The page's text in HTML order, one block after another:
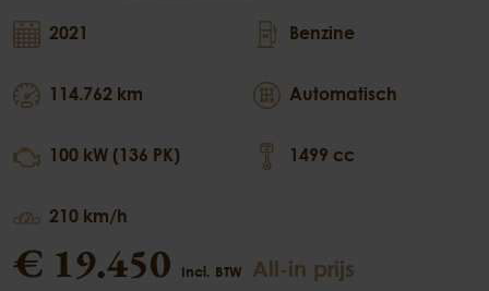
2021
114.762 km
100 kW (136 PK)
210 km/h
Benzine
Automatisch
1499 cc
€ 19.450 Incl. BTW All-in prijs